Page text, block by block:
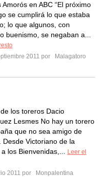
Amorós en ABC “El próximo
se cumplirá lo que estaba
lo que algunos, con
buenismo, se negaban a...
2011 por
Malagatoro
los toreros Dacio
Lesmes No hay un torero
que no sea amigo de
Desde Victoriano de la
los Bienvenidas,...
Leer el
2011 por
Monpalentina